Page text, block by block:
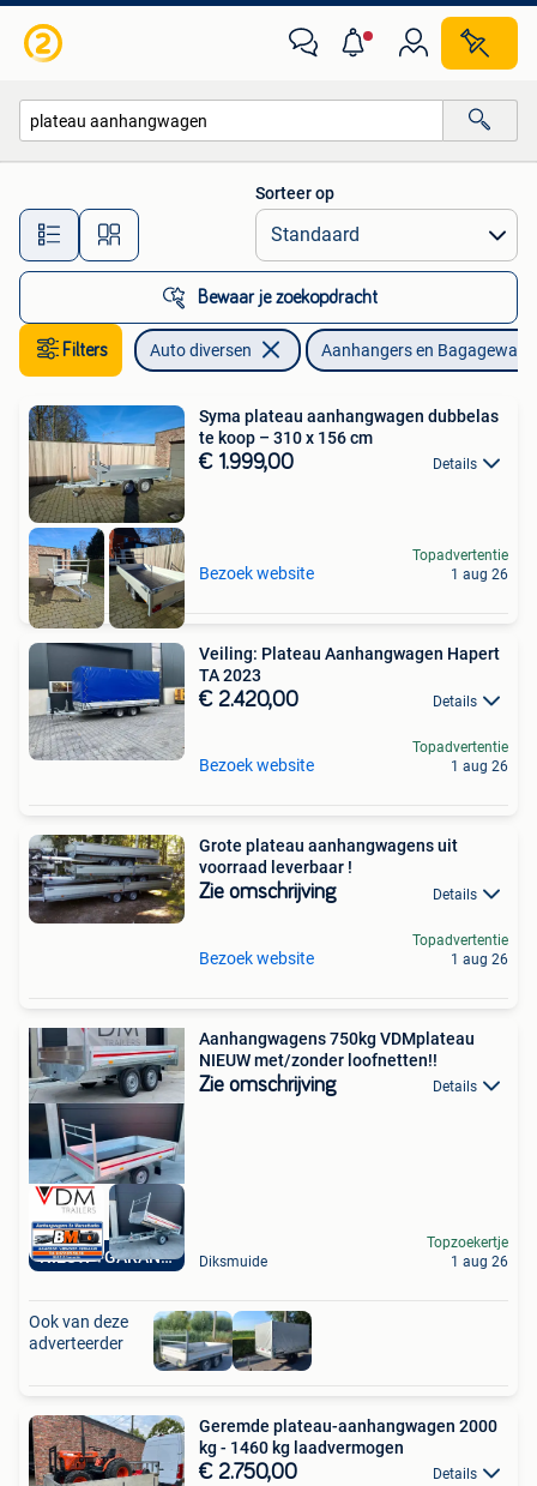
Alle afstanden…
Sorteer op
Bewaar je zoekopdracht
Filters Auto diversen Aanhangers en
Syma plateau aanhangwagen dubbelas
te koop – 310 x 156 cm
€ 1.999,00 Details
Bezoek website
Topadvertentie
1 aug 26
Veiling: Plateau Aanhangwagen Hapert
TA 2023
€ 2.420,00 Details
Bezoek website
Topadvertentie
1 aug 26
Grote plateau aanhangwagens uit
voorraad leverbaar !
Zie omschrijving Details
Bezoek website
Topadvertentie
1 aug 26
NIEUW +GARANTIE
Aanhangwagens 750kg VDMplateau
NIEUW met/zonder loofnetten!!
Zie omschrijving Details
Diksmuide
Topzoekertje
1 aug 26
Ook van deze
adverteerder
Geremde plateau-aanhangwagen 2000
kg - 1460 kg laadvermogen
€ 2.750,00 Details